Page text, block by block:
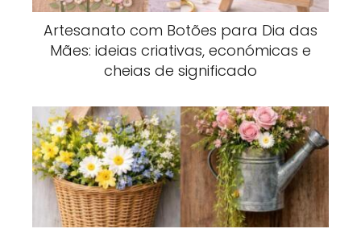
Artesanato com Botões para Dia das
Mães: ideias criativas, económicas e
cheias de significado